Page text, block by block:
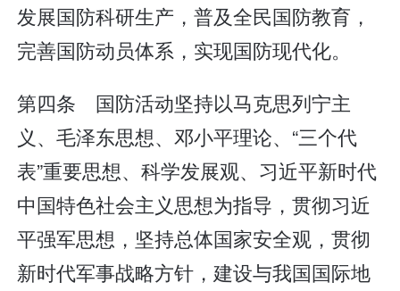
发展国防科研生产，普及全民国防教育，
完善国防动员体系，实现国防现代化。
第四条 国防活动坚持以马克思列宁主
义、毛泽东思想、邓小平理论、“三个代
表”重要思想、科学发展观、习近平新时代
中国特色社会主义思想为指导，贯彻习近
平强军思想，坚持总体国家安全观，贯彻
新时代军事战略方针，建设与我国国际地